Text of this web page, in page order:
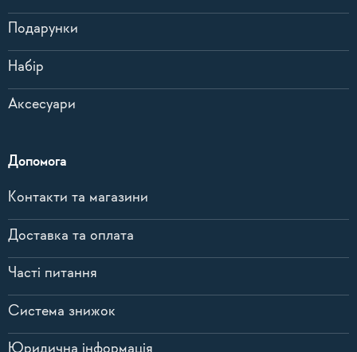
Подарунки
Набір
Аксесуари
Допомога
Контакти та магазини
Доставка та оплата
Часті питання
Система знижок